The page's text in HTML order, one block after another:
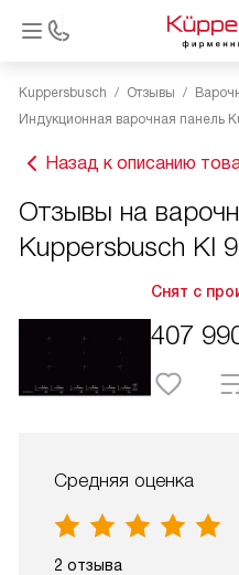
Kuppersbusch Отзывы
Индукционная варочная панель
Назад к описанию
Отзывы на
Kuppersbusch KI
Снят с
407
Средняя оценка
2 отзыва